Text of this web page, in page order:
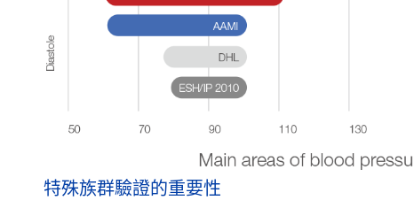
特殊族群驗證的重要性